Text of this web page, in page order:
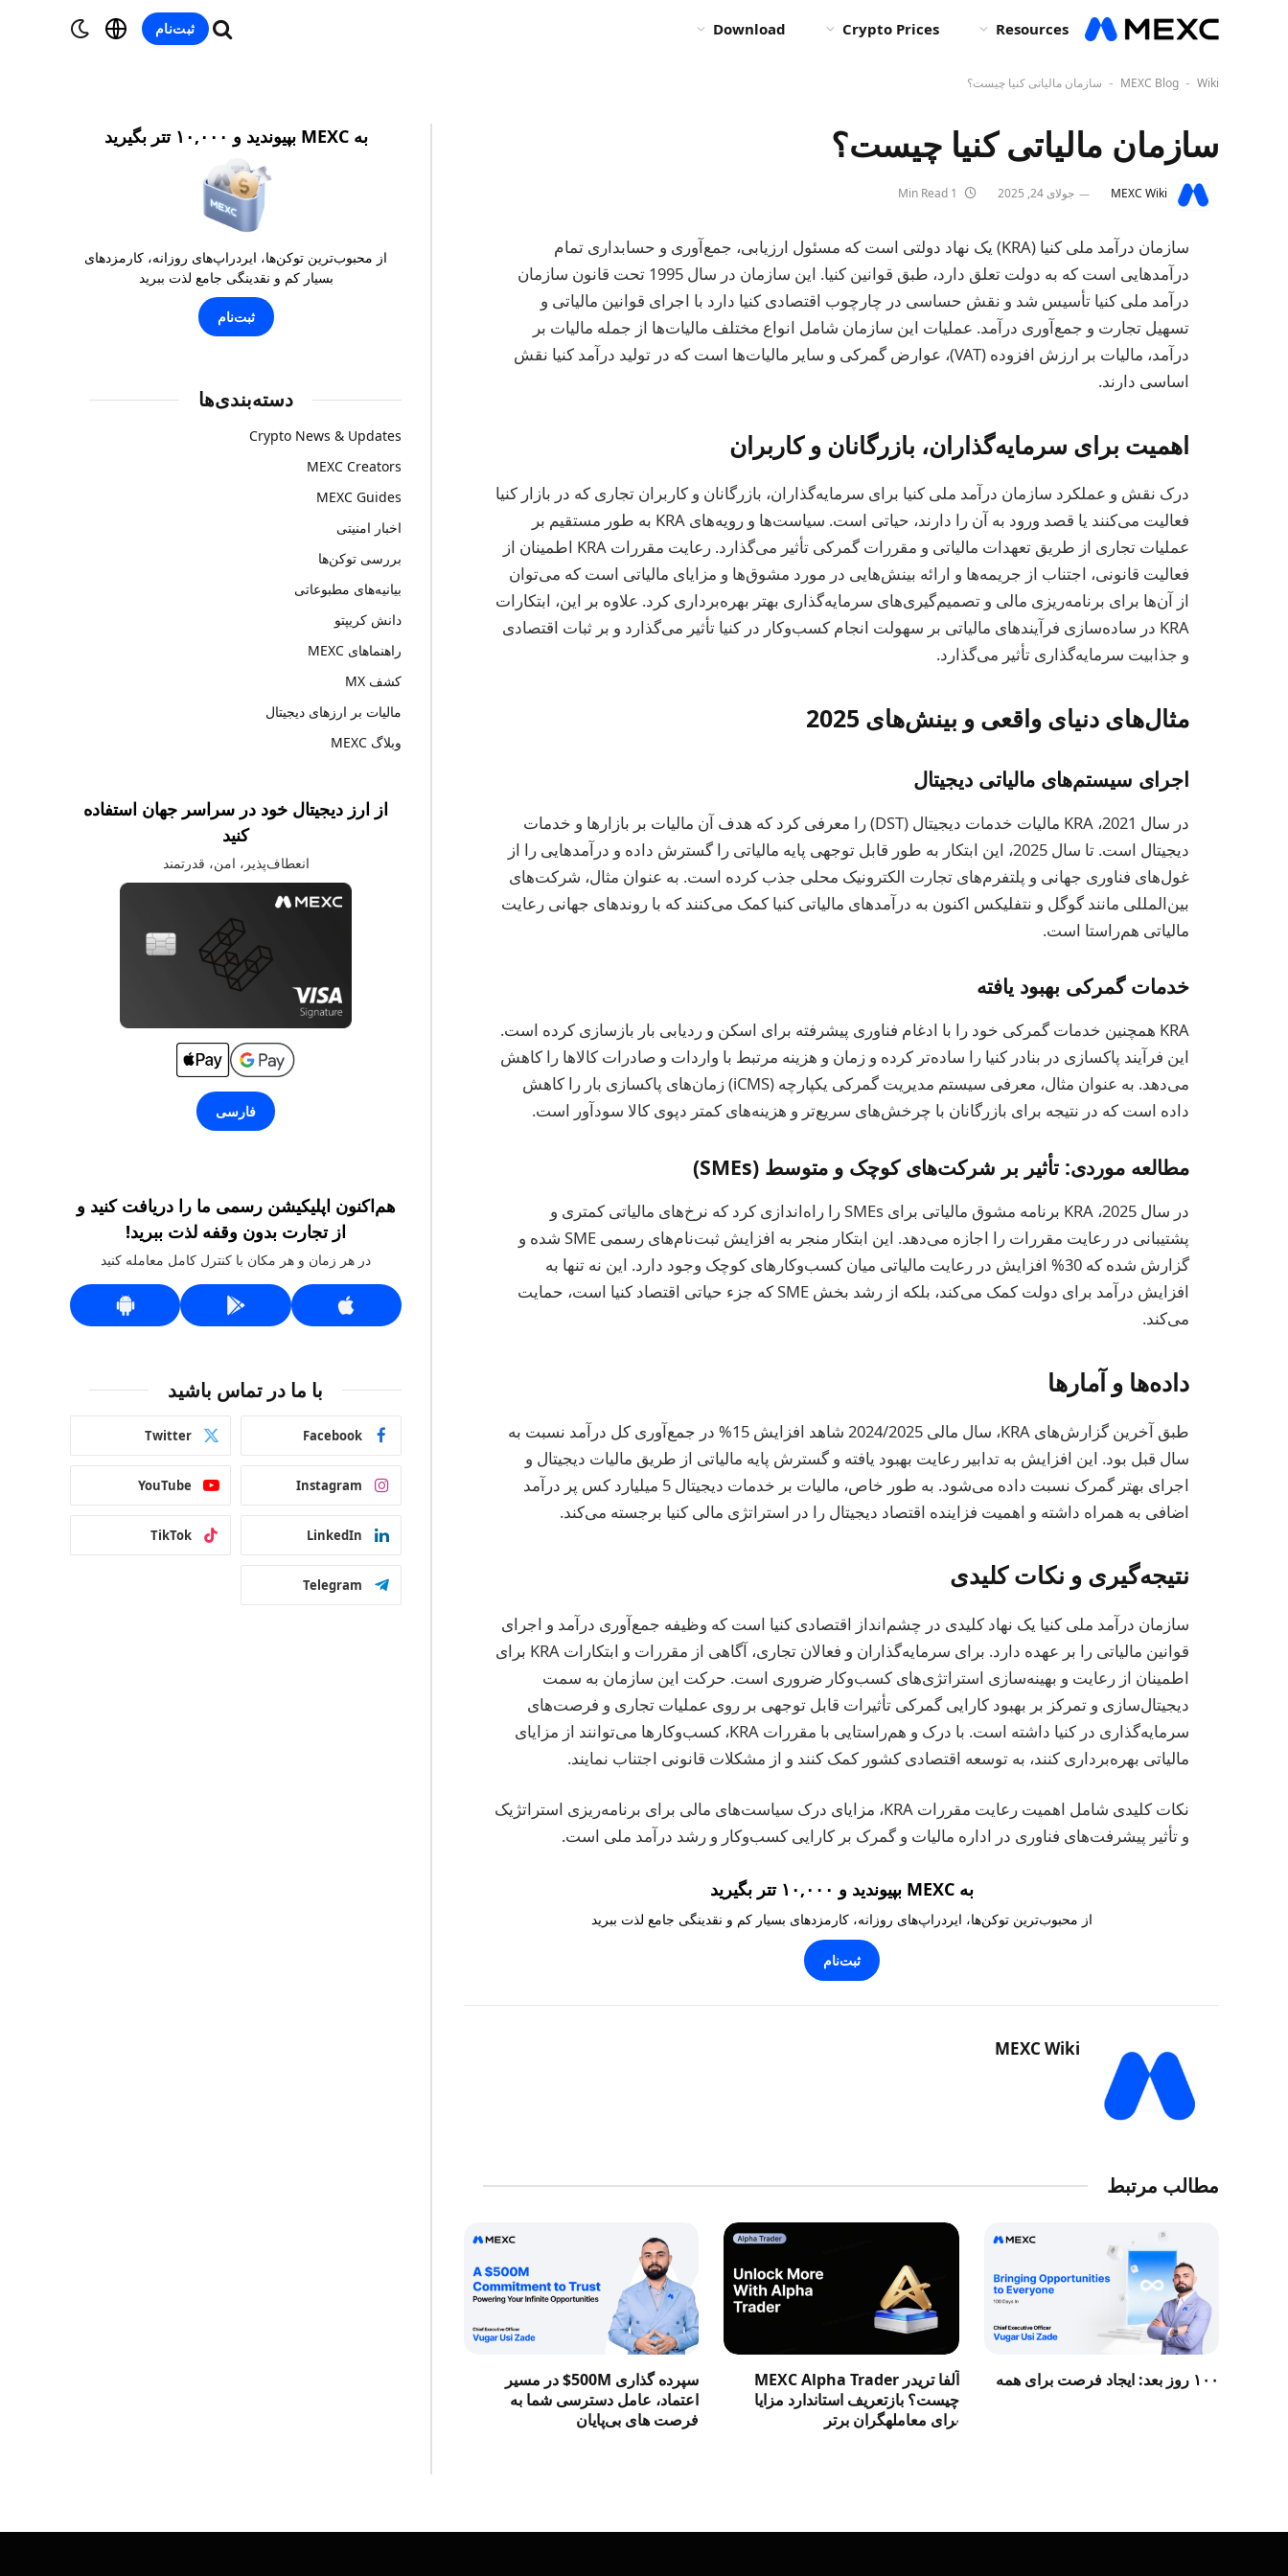
Resources
Crypto Prices
Download ثبت‌نام
MEXC Blog - Wiki
- سازمان مالیاتی کنیا چیست؟
سازمان مالیاتی کنیا چیست؟
MEXC Wiki جولای 24, 2025
سازمان درآمد ملی کنیا (KRA) یک نهاد دولتی است که مسئول ارزیابی، جمع‌آوری و حسابداری تمام
درآمدهایی است که به دولت تعلق دارد، طبق قوانین کنیا. این سازمان در سال 1995 تحت قانون سازمان
درآمد ملی کنیا تأسیس شد و نقش حساسی در چارچوب اقتصادی کنیا دارد با اجرای قوانین مالیاتی و
تسهیل تجارت و جمع‌آوری درآمد. عملیات این سازمان شامل انواع مختلف مالیات‌ها از جمله مالیات بر
درآمد، مالیات بر ارزش افزوده (VAT)، عوارض گمرکی و سایر مالیات‌ها است که در تولید درآمد کنیا نقش
اساسی دارند.
اهمیت برای سرمایه‌گذاران، بازرگانان و کاربران
درک نقش و عملکرد سازمان درآمد ملی کنیا برای سرمایه‌گذاران، بازرگانان و کاربران تجاری که در بازار کنیا
فعالیت می‌کنند یا قصد ورود به آن را دارند، حیاتی است. سیاست‌ها و رویه‌های KRA به طور مستقیم بر
عملیات تجاری از طریق تعهدات مالیاتی و مقررات گمرکی تأثیر می‌گذارد. رعایت مقررات KRA اطمینان از
فعالیت قانونی، اجتناب از جریمه‌ها و ارائه بینش‌هایی در مورد مشوق‌ها و مزایای مالیاتی است که می‌توان
از آن‌ها برای برنامه‌ریزی مالی و تصمیم‌گیری‌های سرمایه‌گذاری بهتر بهره‌برداری کرد. علاوه بر این، ابتکارات
KRA در ساده‌سازی فرآیندهای مالیاتی بر سهولت انجام کسب‌وکار در کنیا تأثیر می‌گذارد و بر ثبات اقتصادی
و جذابیت سرمایه‌گذاری تأثیر می‌گذارد.
مثال‌های دنیای واقعی و بینش‌های 2025
اجرای سیستم‌های مالیاتی دیجیتال
در سال 2021، KRA مالیات خدمات دیجیتال (DST) را معرفی کرد که هدف آن مالیات بر بازارها و خدمات
دیجیتال است. تا سال 2025، این ابتکار به طور قابل توجهی پایه مالیاتی را گسترش داده و درآمدهایی را از
غول‌های فناوری جهانی و پلتفرم‌های تجارت الکترونیک محلی جذب کرده است. به عنوان مثال، شرکت‌های
بین‌المللی مانند گوگل و نتفلیکس اکنون به درآمدهای مالیاتی کنیا کمک می‌کنند که با روندهای جهانی رعایت
مالیاتی هم‌راستا است.
خدمات گمرکی بهبود یافته
KRA همچنین خدمات گمرکی خود را با ادغام فناوری پیشرفته برای اسکن و ردیابی بار بازسازی کرده است.
این فرآیند پاکسازی در بنادر کنیا را ساده‌تر کرده و زمان و هزینه مرتبط با واردات و صادرات کالاها را کاهش
می‌دهد. به عنوان مثال، معرفی سیستم مدیریت گمرکی یکپارچه (iCMS) زمان‌های پاکسازی بار را کاهش
داده است که در نتیجه برای بازرگانان با چرخش‌های سریع‌تر و هزینه‌های کمتر دپوی کالا سودآور است.
مطالعه موردی: تأثیر بر شرکت‌های کوچک و متوسط (SMEs)
در سال 2025، KRA برنامه مشوق مالیاتی برای SMEs را راه‌اندازی کرد که نرخ‌های مالیاتی کمتری و
پشتیبانی در رعایت مقررات را اجازه می‌دهد. این ابتکار منجر به افزایش ثبت‌نام‌های رسمی SME شده و
گزارش شده که 30% افزایش در رعایت مالیاتی میان کسب‌وکارهای کوچک وجود دارد. این نه تنها به
افزایش درآمد برای دولت کمک می‌کند، بلکه از رشد بخش SME که جزء حیاتی اقتصاد کنیا است، حمایت
می‌کند.
داده‌ها و آمارها
طبق آخرین گزارش‌های KRA، سال مالی 2024/2025 شاهد افزایش 15% در جمع‌آوری کل درآمد نسبت به
سال قبل بود. این افزایش به تدابیر رعایت بهبود یافته و گسترش پایه مالیاتی از طریق مالیات دیجیتال و
اجرای بهتر گمرک نسبت داده می‌شود. به طور خاص، مالیات بر خدمات دیجیتال 5 میلیارد کس پر درآمد
اضافی به همراه داشته و اهمیت فزاینده اقتصاد دیجیتال را در استراتژی مالی کنیا برجسته می‌کند.
نتیجه‌گیری و نکات کلیدی
سازمان درآمد ملی کنیا یک نهاد کلیدی در چشم‌انداز اقتصادی کنیا است که وظیفه جمع‌آوری درآمد و اجرای
قوانین مالیاتی را بر عهده دارد. برای سرمایه‌گذاران و فعالان تجاری، آگاهی از مقررات و ابتکارات KRA برای
اطمینان از رعایت و بهینه‌سازی استراتژی‌های کسب‌وکار ضروری است. حرکت این سازمان به سمت
دیجیتال‌سازی و تمرکز بر بهبود کارایی گمرکی تأثیرات قابل توجهی بر روی عملیات تجاری و فرصت‌های
سرمایه‌گذاری در کنیا داشته است. با درک و هم‌راستایی با مقررات KRA، کسب‌وکارها می‌توانند از مزایای
مالیاتی بهره‌برداری کنند، به توسعه اقتصادی کشور کمک کنند و از مشکلات قانونی اجتناب نمایند.
نکات کلیدی شامل اهمیت رعایت مقررات KRA، مزایای درک سیاست‌های مالی برای برنامه‌ریزی استراتژیک
و تأثیر پیشرفت‌های فناوری در اداره مالیات و گمرک بر کارایی کسب‌وکار و رشد درآمد ملی است.
به MEXC بپیوندید و ۱۰,۰۰۰ تتر بگیرید
از محبوب‌ترین توکن‌ها، ایردراپ‌های روزانه، کارمزدهای بسیار کم و نقدینگی جامع لذت ببرید
ثبت‌نام
MEXC Wiki
مطالب مرتبط
۱۰۰ روز بعد: ایجاد فرصت برای همه
آلفا تریدر MEXC Alpha Trader
چیست؟ بازتعریف استاندارد مزایا
برای معاملهگران برتر
سپرده گذاری 500M$ در مسیر
اعتماد، عامل دسترسی شما به
فرصت‌ های بی‌پایان
به MEXC بپیوندید و ۱۰,۰۰۰ تتر بگیرید
از محبوب‌ترین توکن‌ها، ایردراپ‌های روزانه، کارمزدهای
بسیار کم و نقدینگی جامع لذت ببرید
ثبت‌نام
دسته‌بندی‌ها
Crypto News & Updates
MEXC Creators
MEXC Guides
اخبار امنیتی
بررسی توکن‌ها
بیانیه‌های مطبوعاتی
دانش کریپتو
راهنماهای MEXC
کشف MX
مالیات بر ارزهای دیجیتال
وبلاگ MEXC
از ارز دیجیتال خود در سراسر جهان استفاده
کنید
انعطاف‌پذیر، امن، قدرتمند
فارسی
هم‌اکنون اپلیکیشن رسمی ما را دریافت کنید و
از تجارت بدون وقفه لذت ببرید!
در هر زمان و هر مکان با کنترل کامل معامله کنید
با ما در تماس باشید
Facebook
Twitter
Instagram
YouTube
LinkedIn
TikTok
Telegram